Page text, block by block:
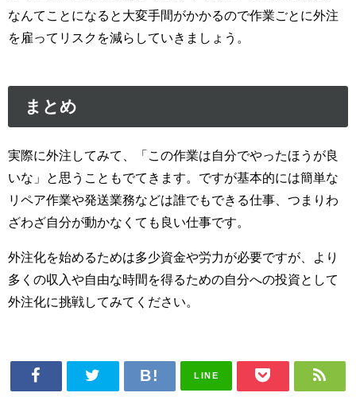
なんてことになると大変手間がかかるので作業ごとに外注
を雇ってリスクを減らしていきましょう。
まとめ
実際に外注してみて、「この作業は自分でやったほうが良
いな」と思うこともでてきます。ですが基本的には簡単な
リペア作業や発送業務などは誰でもできる仕事、つまりわ
ざわざ自分が動かなくても良い仕事です。
外注化を始めるためは多少資金や労力が必要ですが、より
多くの収入や自由な時間を得るための自分への投資として
外注化に挑戦してみてください。
LINE